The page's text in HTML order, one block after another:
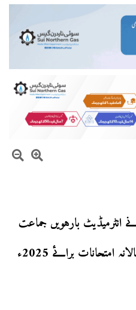
انٹرمیڈیٹ بارہویں جماعت
کامرس پرائیویٹ گروپ کے سالانہ امتحانات برائے 2025ء